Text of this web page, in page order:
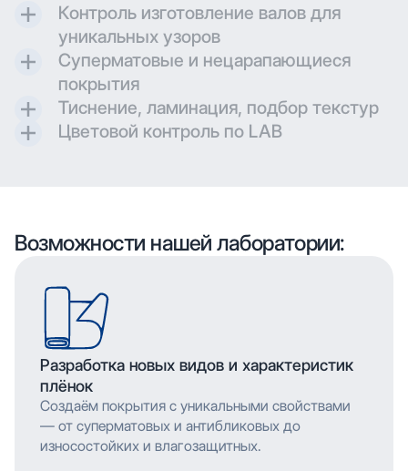
Контроль изготовление валов для
уникальных узоров
Контроль и разработка технических параметров
для гравировки позволяют максимально
воссоздавать дизайн при печати.
Суперматовые и нецарапающиеся
покрытия
Создаем матовые и суперматовые поверхности с
дополнительной защитой для трендовых
Тиснение, ламинация, подбор текстур
Применяем технологию глубокой печати с
долговечность изображения.
Цветовой контроль по LAB
мельчайшими деталями. Многослойное нанесение
обеспечивает насыщенность цвета и
Возможности нашей лаборатории:
Разработка новых видов и характеристик
плёнок
Создаём покрытия с уникальными свойствами
— от суперматовых и антибликовых до
износостойких и влагозащитных.